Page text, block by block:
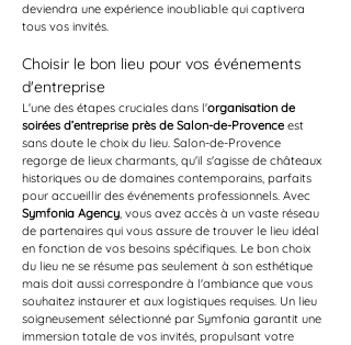
deviendra une expérience inoubliable qui captivera
tous vos invités.
Choisir le bon lieu pour vos événements
d'entreprise
L'une des étapes cruciales dans l'organisation de
soirées d’entreprise près de Salon-de-Provence est
sans doute le choix du lieu. Salon-de-Provence
regorge de lieux charmants, qu'il s'agisse de châteaux
historiques ou de domaines contemporains, parfaits
pour accueillir des événements professionnels. Avec
Symfonia Agency, vous avez accès à un vaste réseau
de partenaires qui vous assure de trouver le lieu idéal
en fonction de vos besoins spécifiques. Le bon choix
du lieu ne se résume pas seulement à son esthétique
mais doit aussi correspondre à l'ambiance que vous
souhaitez instaurer et aux logistiques requises. Un lieu
soigneusement sélectionné par Symfonia garantit une
immersion totale de vos invités, propulsant votre